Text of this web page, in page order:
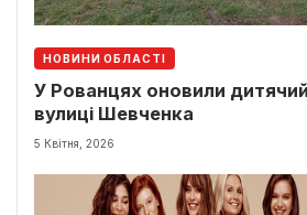
НОВИНИ ОБЛАСТІ
У Рованцях оновили
вулиці Шевченка
5 Квітня, 2026